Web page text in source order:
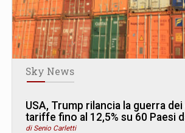
Sky News
USA, Trump rilancia la guerra
tariffe fino al 12,5% su 60 Paesi
di Senio Carletti